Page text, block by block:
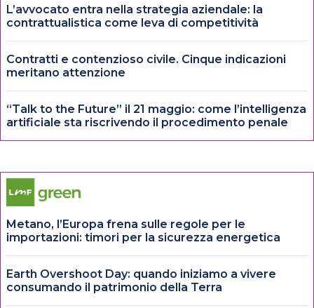
L’avvocato entra nella strategia aziendale: la
contrattualistica come leva di competitività
Contratti e contenzioso civile. Cinque indicazioni
meritano attenzione
“Talk to the Future” il 21 maggio: come l’intelligenza
artificiale sta riscrivendo il procedimento penale
Metano, l’Europa frena sulle regole per le
importazioni: timori per la sicurezza energetica
Earth Overshoot Day: quando iniziamo a vivere
consumando il patrimonio della Terra